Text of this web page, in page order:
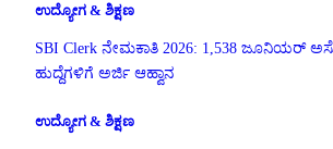
ಉದ್ಯೋಗ & ಶಿಕ್ಷಣ
SBI Clerk ನೇಮಕಾತಿ 2026: 1,538 ಜೂನಿಯರ್
ಹುದ್ದೆಗಳಿಗೆ ಅರ್ಜಿ ಆಹ್ವಾನ
ಉದ್ಯೋಗ & ಶಿಕ್ಷಣ